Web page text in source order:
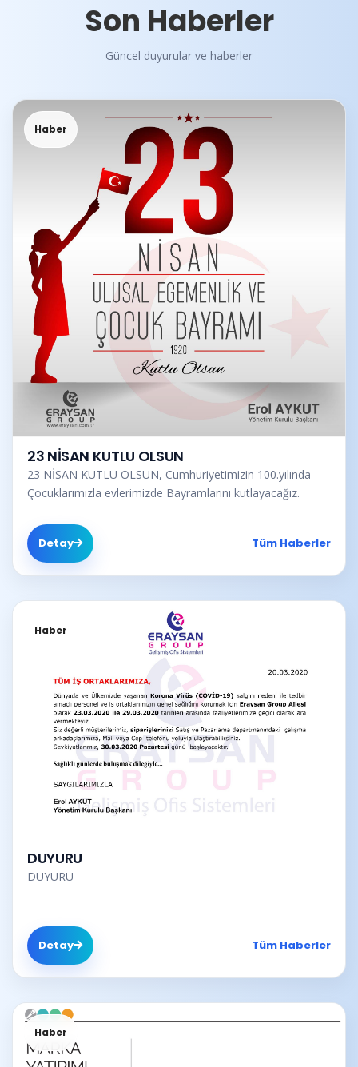
Son Haberler
Güncel duyurular ve haberler
Haber
23 NİSAN KUTLU OLSUN
23 NİSAN KUTLU OLSUN, Cumhuriyetimizin 100.yılında
Çocuklarımızla evlerimizde Bayramlarını kutlayacağız.
Detay Tüm Haberler
Haber
DUYURU
DUYURU
Detay Tüm Haberler
Haber